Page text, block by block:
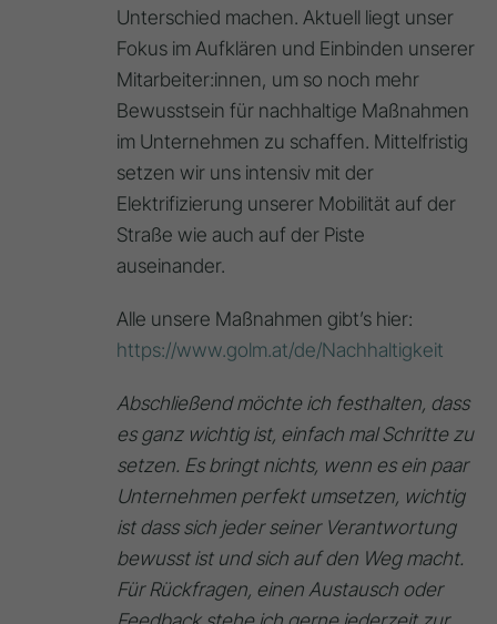
Unterschied machen. Aktuell liegt unser
Fokus im Aufklären und Einbinden unserer
Mitarbeiter:innen, um so noch mehr
Bewusstsein für nachhaltige Maßnahmen
im Unternehmen zu schaffen. Mittelfristig
setzen wir uns intensiv mit der
Elektrifizierung unserer Mobilität auf der
Straße wie auch auf der Piste
auseinander.
Alle unsere Maßnahmen gibt’s hier:
https://www.golm.at/de/Nachhaltigkeit
Abschließend möchte ich festhalten, dass
es ganz wichtig ist, einfach mal Schritte zu
setzen. Es bringt nichts, wenn es ein paar
Unternehmen perfekt umsetzen, wichtig
ist dass sich jeder seiner Verantwortung
bewusst ist und sich auf den Weg macht.
Für Rückfragen, einen Austausch oder